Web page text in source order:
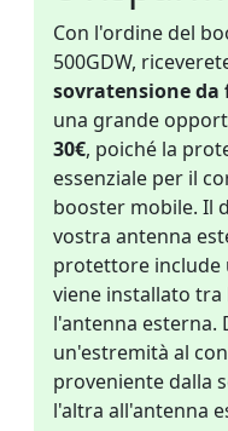
Con l'ordine del
500GDW,
sovratensione
una grande
30€, poiché la
essenziale per il
booster mobile. Il
vostra antenna
protettore include
viene installato tra
l'antenna esterna.
un'estremità al
proveniente dalla
l'altra all'antenna